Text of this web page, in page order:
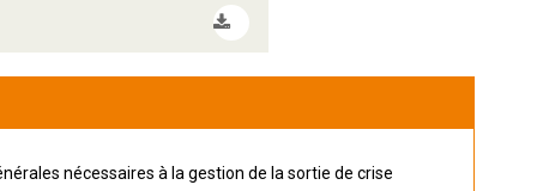
nécessaires à la gestion de la sortie de crise